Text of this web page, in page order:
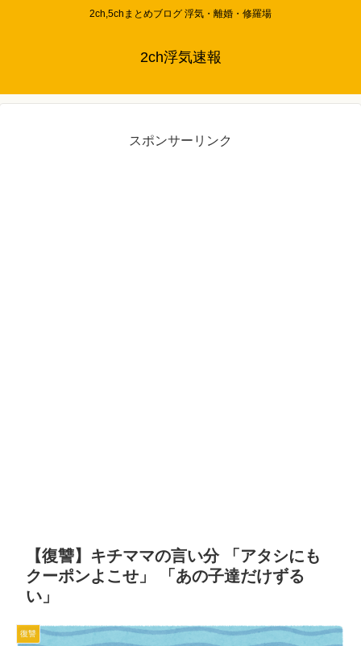
2ch,5chまとめブログ 浮気・離婚・修羅場
2ch浮気速報
スポンサーリンク
【復讐】キチママの言い分 「アタシにも
クーポンよこせ」 「あの子達だけずる
い」
復讐